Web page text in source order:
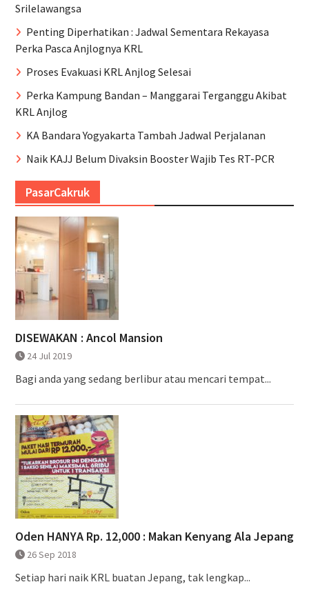
Srilelawangsa
Penting Diperhatikan : Jadwal Sementara Rekayasa
Perka Pasca Anjlognya KRL
Proses Evakuasi KRL Anjlog Selesai
Perka Kampung Bandan – Manggarai Terganggu Akibat
KRL Anjlog
KA Bandara Yogyakarta Tambah Jadwal Perjalanan
Naik KAJJ Belum Divaksin Booster Wajib Tes RT-PCR
PasarCakruk
DISEWAKAN : Ancol Mansion
24 Jul 2019
Bagi anda yang sedang berlibur atau mencari tempat...
Oden HANYA Rp. 12,000 : Makan Kenyang Ala Jepang
26 Sep 2018
Setiap hari naik KRL buatan Jepang, tak lengkap...